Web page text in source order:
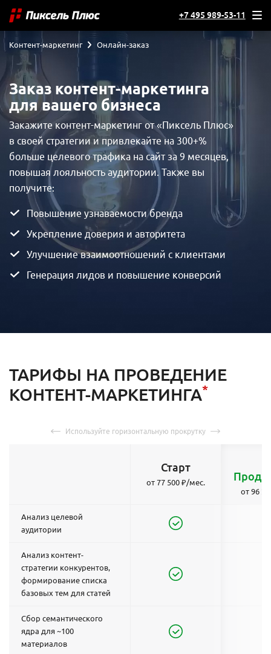
+7 495 989-53-11
Заказ контент-маркетинга
для вашего бизнеса
Закажите контент-маркетинг от «Пиксель Плюс»
в своей стратегии и привлекайте на 300+%
больше целевого трафика на сайт за 9 месяцев,
повышая лояльность аудитории. Также вы
получите:
Повышение узнаваемости бренда
Укрепление доверия и авторитета
Улучшение взаимоотношений с клиентами
Генерация лидов и повышение конверсий
Контент-маркетинг Онлайн-заказ
ТАРИФЫ НА ПРОВЕДЕНИЕ
КОНТЕНТ-МАРКЕТИНГА*
Старт
от 77 500 ₽/мес.
от 96
Анализ целевой
аудитории
Анализ контент-
стратегии конкурентов,
формирование списка
базовых тем для статей
Сбор семантического
ядра для ~100
материалов